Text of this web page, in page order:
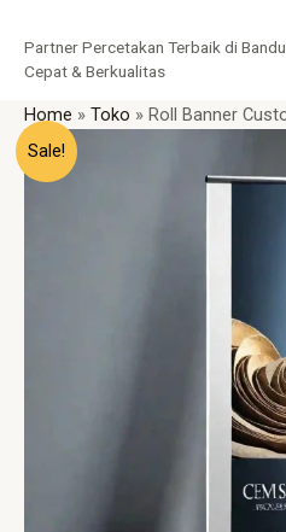
konten
Partner Percetakan Terbaik di
Cepat & Berkualitas
Home » Toko » Roll Banner
Sale!
aslinya
Kuantitas
Roll